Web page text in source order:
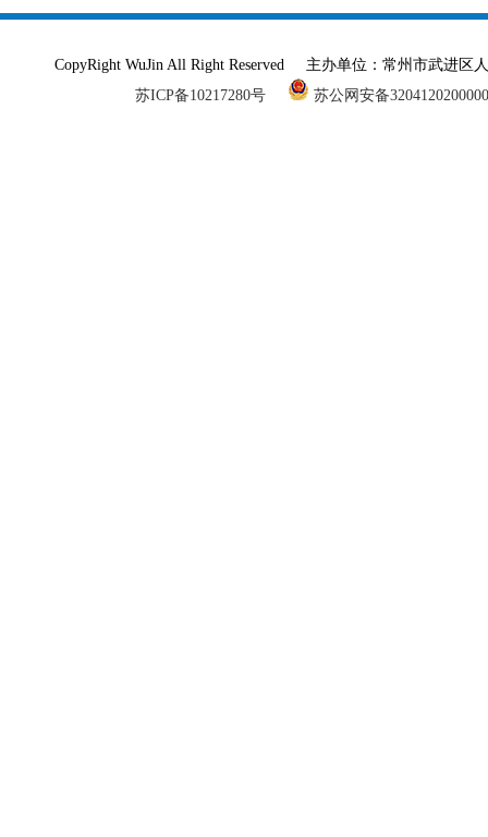
CopyRight WuJin All Right Reserved 主办单位：常州市武进
苏ICP备10217280号
苏公网安备